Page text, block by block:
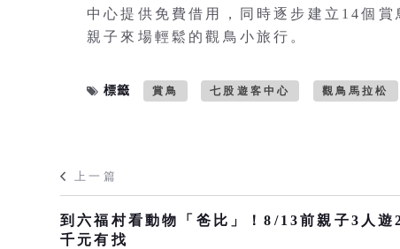
中心提供免費借用，同時逐步建立14個
親子來場輕鬆的觀鳥小旅行。
標籤 賞鳥 七股遊客中心 觀鳥馬拉松
上一篇
到六福村看動物「爸比」！8/13前親子3人遊
千元有找